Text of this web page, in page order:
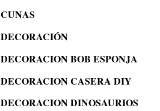
CUNAS
DECORACIÓN
DECORACION BOB ESPONJA
DECORACION CASERA DIY
DECORACION DINOSAURIOS